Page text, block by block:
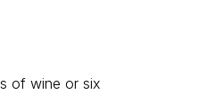
of wine or six